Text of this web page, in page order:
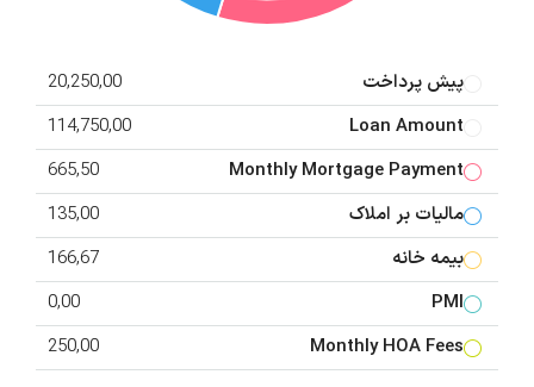
پیش پرداخت
20,250,00
Loan Amount
114,750,00
Monthly Mortgage Payment
665,50
مالیات بر املاک
135,00
بیمه خانه
166,67
PMI
0,00
Monthly HOA Fees
250,00